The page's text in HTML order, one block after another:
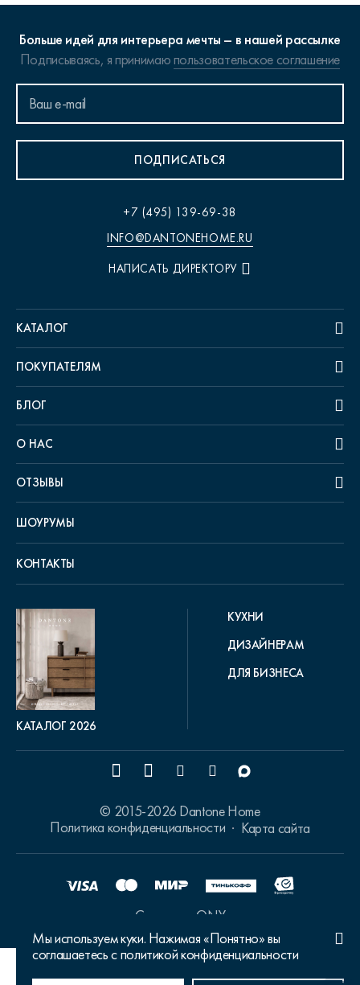
Мы используем куки. Нажимая «Понятно» вы
соглашаетесь с политикой конфиденциальности
Больше идей для интерьера мечты – в нашей рассылке
Подписываясь, я принимаюпользовательское соглашение
ПОДПИСАТЬСЯ
+7 (495) 139-69-38
INFO@DANTONEHOME.RU
НАПИСАТЬ ДИРЕКТОРУ
КАТАЛОГ
ПОКУПАТЕЛЯМ
БЛОГ
О НАС
ОТЗЫВЫ
ШОУРУМЫ
КОНТАКТЫ
КАТАЛОГ 2026
КУХНИ
ДИЗАЙНЕРАМ
ДЛЯ БИЗНЕСА
© 2015-2026 Dantone Home
Политика конфиденциальности
Карта сайта
Сделано в ONY